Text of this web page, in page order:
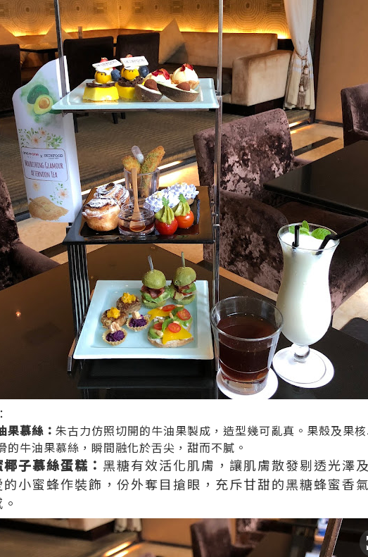
果慕絲： 朱古力仿照切開的牛油果製成，造型幾可亂真。果殼及果
的牛油果慕絲，瞬間融化於舌尖，甜而不膩。
子慕絲蛋糕： 黑糖有效活化肌膚，讓肌膚散發剔透光澤
的小蜜蜂作裝飾，份外奪目搶眼，充斥甘甜的黑糖蜂蜜香